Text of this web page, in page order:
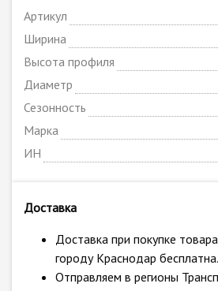
Артикул
Ширина
Высота профиля
Диаметр
Сезонность
Марка
ИН
Доставка
Доставка при покупке
городу Краснодар бесплатна.
Отправляем в регионы